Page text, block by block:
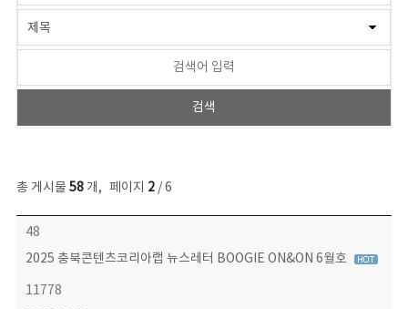
총 게시물 58개, 페이지 2/ 6
뉴스레터 목록 - 번호, 제목, 작성자, 파일, 조회수, 작성일 정보 제공
48
2025 충북콘텐츠코리아랩 뉴스레터 BOOGIE ON&ON 6월호
11778